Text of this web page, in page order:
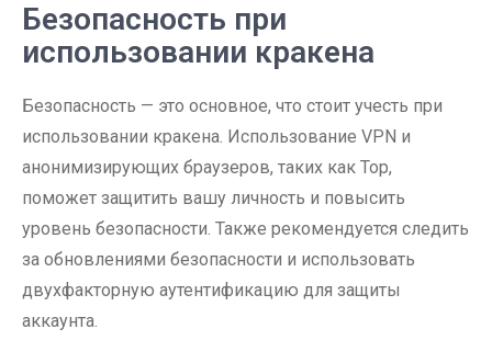
Безопасность при
использовании кракена
Безопасность — это основное, что стоит учесть при
использовании кракена. Использование VPN и
анонимизирующих браузеров, таких как Тор,
поможет защитить вашу личность и повысить
уровень безопасности. Также рекомендуется следить
за обновлениями безопасности и использовать
двухфакторную аутентификацию для защиты
аккаунта.